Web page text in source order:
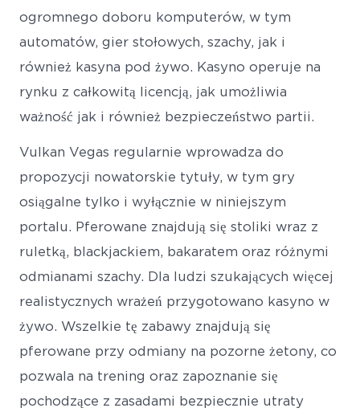
ogromnego doboru komputerów, w tym
automatów, gier stołowych, szachy, jak i
również kasyna pod żywo. Kasyno operuje na
rynku z całkowitą licencją, jak umożliwia
ważność jak i również bezpieczeństwo partii.
Vulkan Vegas regularnie wprowadza do
propozycji nowatorskie tytuły, w tym gry
osiągalne tylko i wyłącznie w niniejszym
portalu. Pferowane znajdują się stoliki wraz z
ruletką, blackjackiem, bakaratem oraz różnymi
odmianami szachy. Dla ludzi szukających więcej
realistycznych wrażeń przygotowano kasyno w
żywo. Wszelkie tę zabawy znajdują się
pferowane przy odmiany na pozorne żetony, co
pozwala na trening oraz zapoznanie się
pochodzące z zasadami bezpiecznie utraty